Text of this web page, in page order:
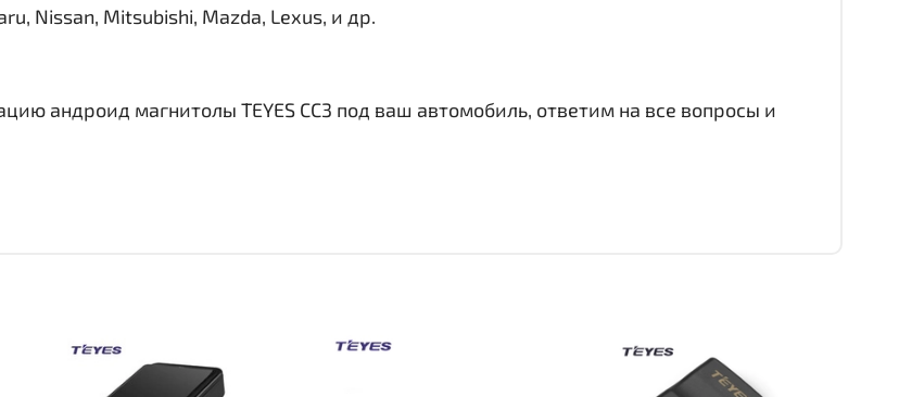
Nissan, Mitsubishi, Mazda, Lexus, и др.
андроид магнитолы TEYES CC3 под ваш автомобиль, ответим на все вопросы и